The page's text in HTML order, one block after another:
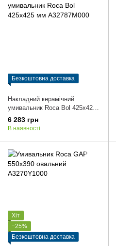
Безкоштовна доставка
Накладний керамічний
умивальник Roca Bol 425x425
мм A32787M000
6 283 грн
В наявності
Хіт
−25%
Безкоштовна доставка